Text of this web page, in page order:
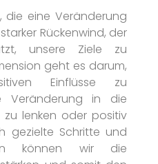
die eine Veränderung
Rückenwind, der
unsere Ziele zu
geht es darum,
Einflüsse zu
Veränderung in die
lenken oder positiv
gezielte Schritte und
können wir die